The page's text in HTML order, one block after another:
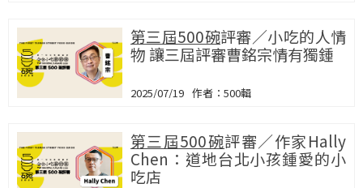
第三屆500碗評審／小吃的人情
物 讓三屆評審曹銘宗情有獨鍾
2025/07/19 500輯
第三屆500碗評審／作家Hally
Chen：道地台北小孩鍾愛的小
吃店